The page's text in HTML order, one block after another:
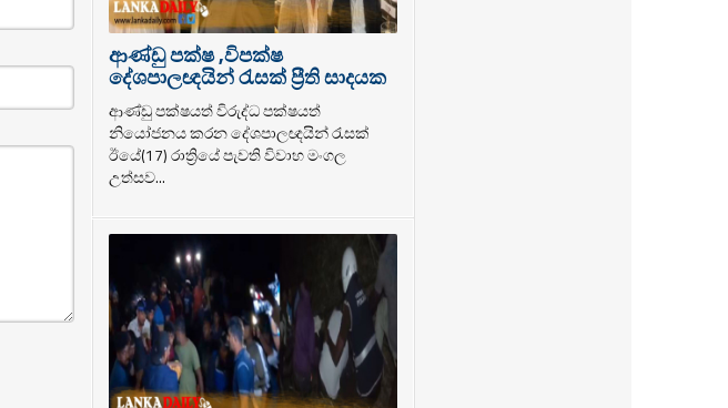
ආණ්ඩු පක්ෂ ,විපක්ෂ
දේශපාලඥයින් රැසක් ප්‍රීති සාදයක
ආණ්ඩු පක්ෂයත් විරුද්ධ පක්ෂයත්
නියෝජනය කරන දේශපාලඥයින් රැසක්
ඊයේ(17) රාත්‍රියේ පැවති විවාහ මංගල
උත්සව...